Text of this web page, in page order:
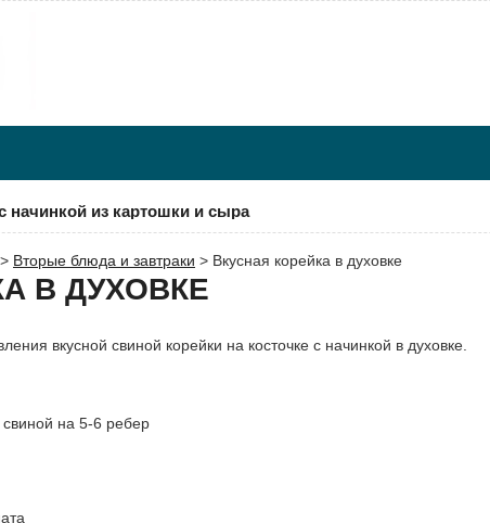
из картошки и сыра
> Вторые блюда и завтраки > Вкусная корейка в духовке
В ДУХОВКЕ
вкусной свиной корейки на косточке с начинкой в духовке.
свиной на 5-6 ребер